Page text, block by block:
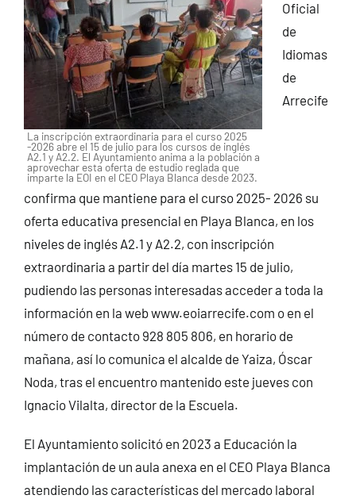
La inscripción extraordinaria para el curso 2025
-2026 abre el 15 de julio para los cursos de inglés
A2.1 y A2.2. El Ayuntamiento anima a la población a
aprovechar esta oferta de estudio reglada que
imparte la EOI en el CEO Playa Blanca desde 2023.
Oficial
de
Idiomas
de
Arrecife
confirma que mantiene para el curso 2025- 2026 su
oferta educativa presencial en Playa Blanca, en los
niveles de inglés A2.1 y A2.2, con inscripción
extraordinaria a partir del día martes 15 de julio,
pudiendo las personas interesadas acceder a toda la
información en la web www.eoiarrecife.com o en el
número de contacto 928 805 806, en horario de
mañana, así lo comunica el alcalde de Yaiza, Óscar
Noda, tras el encuentro mantenido este jueves con
Ignacio Vilalta, director de la Escuela.
El Ayuntamiento solicitó en 2023 a Educación la
implantación de un aula anexa en el CEO Playa Blanca
atendiendo las características del mercado laboral